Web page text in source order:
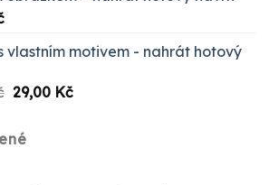
vlastním motivem - nahrát hotový
Původní
byla:
87,00 Kč.
29,00 KčAktuální